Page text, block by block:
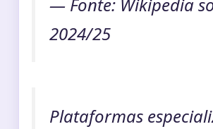
— Fonte: Wikipedia
2024/25
Plataformas